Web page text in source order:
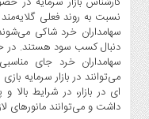
نسبت به روند فعلی
سهامداران خرد شاکی
دنبال کسب سود هستند. در
سهامداران خرد جای
می‌توانند در بازار سرمایه
ای در بازار، در شرایط
داشت و می‌توانند مانور‌های